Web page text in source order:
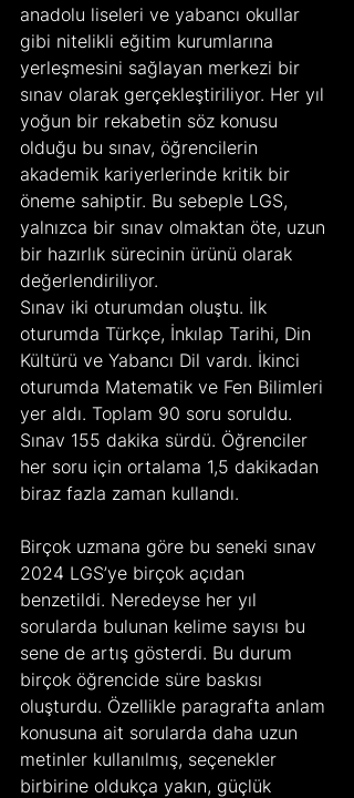
anadolu liseleri ve yabancı okullar
gibi nitelikli eğitim kurumlarına
yerleşmesini sağlayan merkezi bir
sınav olarak gerçekleştiriliyor. Her yıl
yoğun bir rekabetin söz konusu
olduğu bu sınav, öğrencilerin
akademik kariyerlerinde kritik bir
öneme sahiptir. Bu sebeple LGS,
yalnızca bir sınav olmaktan öte, uzun
bir hazırlık sürecinin ürünü olarak
değerlendiriliyor.
Sınav iki oturumdan oluştu. İlk
oturumda Türkçe, İnkılap Tarihi, Din
Kültürü ve Yabancı Dil vardı. İkinci
oturumda Matematik ve Fen Bilimleri
yer aldı. Toplam 90 soru soruldu.
Sınav 155 dakika sürdü. Öğrenciler
her soru için ortalama 1,5 dakikadan
biraz fazla zaman kullandı.
Birçok uzmana göre bu seneki sınav
2024 LGS’ye birçok açıdan
benzetildi. Neredeyse her yıl
sorularda bulunan kelime sayısı bu
sene de artış gösterdi. Bu durum
birçok öğrencide süre baskısı
oluşturdu. Özellikle paragrafta anlam
konusuna ait sorularda daha uzun
metinler kullanılmış, seçenekler
birbirine oldukça yakın, güçlük